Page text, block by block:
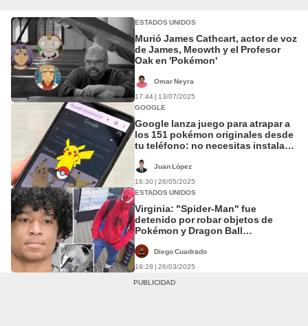
ESTADOS UNIDOS
Murió James Cathcart, actor de voz
de James, Meowth y el Profesor
Oak en 'Pokémon'
Omar Neyra
17:44 | 13/07/2025
GOOGLE
Google lanza juego para atrapar a
los 151 pokémon originales desde
tu teléfono: no necesitas instalar
Juan López
16:30 | 26/05/2025
ESTADOS UNIDOS
Virginia: "Spider-Man" fue
detenido por robar objetos de
Pokémon y Dragon Ball
Diego Cuadrado
19:28 | 26/03/2025